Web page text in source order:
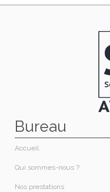
Bureau
Accueil
Qui sommes-nous ?​
Nos prestations​